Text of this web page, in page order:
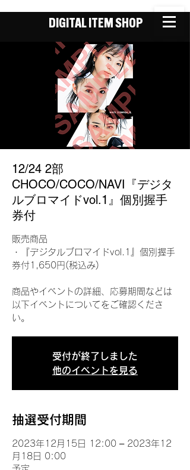
DIGITAL ITEM SHOP
12/24 2部
CHOCO/COCO/NAVI『デジタ
ルブロマイドvol.1』個別握手
券付
販売商品
・『デジタルブロマイドvol.1』個別握手
券付1,650円(税込み)
商品やイベントの詳細、応募期間などは
以下イベントについてをご確認くださ
い。
受付が終了しました
他のイベントを見る
抽選受付期間
2023年12月15日 12:00 – 2023年12
月18日 0:00